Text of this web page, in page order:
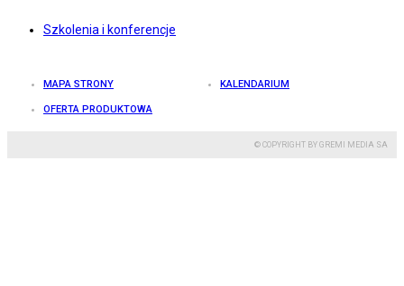
Szkolenia i konferencje
MAPA STRONY KALENDARIUM
OFERTA PRODUKTOWA
© COPYRIGHT BY GREMI MEDIA SA